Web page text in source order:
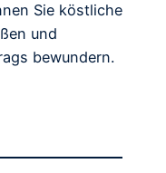
Sie köstliche
und
bewundern.